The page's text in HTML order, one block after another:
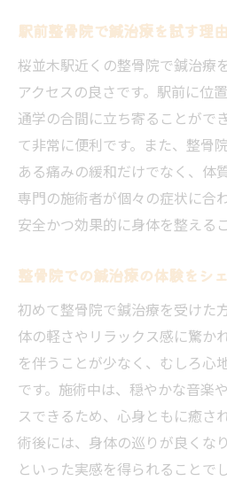
駅前整骨院で鍼治療を試す理由
桜並木駅近くの整骨院で鍼治療
アクセスの良さです。駅前に位
通学の合間に立ち寄ることがで
て非常に便利です。また、整骨
ある痛みの緩和だけでなく、体
専門の施術者が個々の症状に合
安全かつ効果的に身体を整える
整骨院での鍼治療の体験をシ
初めて整骨院で鍼治療を受けた
体の軽さやリラックス感に驚か
を伴うことが少なく、むしろ心
です。施術中は、穏やかな音楽
スできるため、心身ともに癒さ
術後には、身体の巡りが良くな
といった実感を得られることで